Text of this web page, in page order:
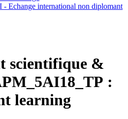
- Echange international non diplomant
scientifique &
:
learning